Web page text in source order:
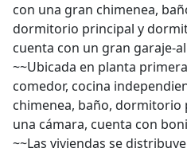
con una gran chimenea,
dormitorio principal y
cuenta con un gran garaje-
~~Ubicada en planta
comedor, cocina
chimenea, baño,
una cámara, cuenta con
~~Las viviendas se